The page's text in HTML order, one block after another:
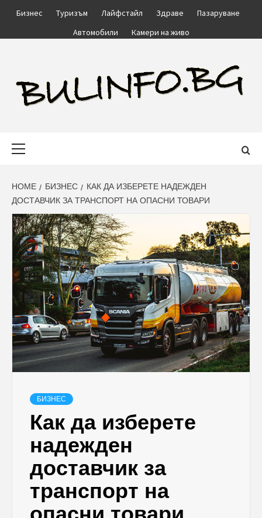
Бизнес Туризъм Лайфстайл Здраве
Пазаруване
Автомобили
Камери на живо
HOME БИЗНЕС
КАК ДА ИЗБЕРЕТЕ НАДЕЖДЕН
ДОСТАВЧИК ЗА ТРАНСПОРТ НА ОПАСНИ ТОВАРИ
БИЗНЕС
Как да изберете
надежден
доставчик за
транспорт на